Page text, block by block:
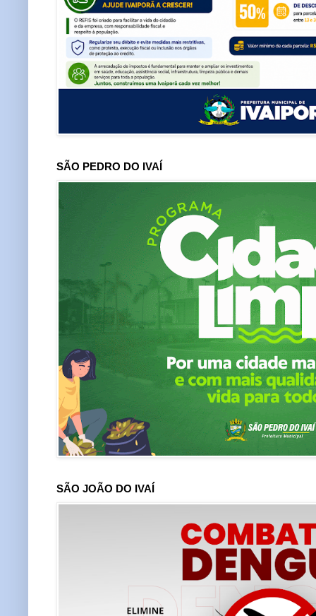
SÃO PEDRO DO IVAÍ
SÃO JOÃO DO IVAÍ